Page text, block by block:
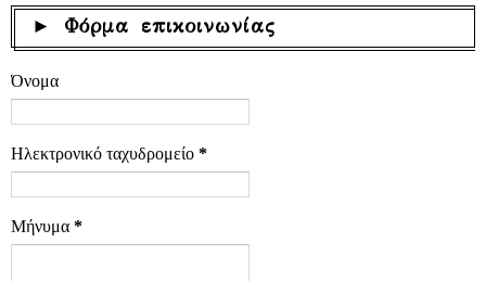
► Φόρμα επικοινωνίας
Όνομα
Ηλεκτρονικό ταχυδρομείο *
Μήνυμα *